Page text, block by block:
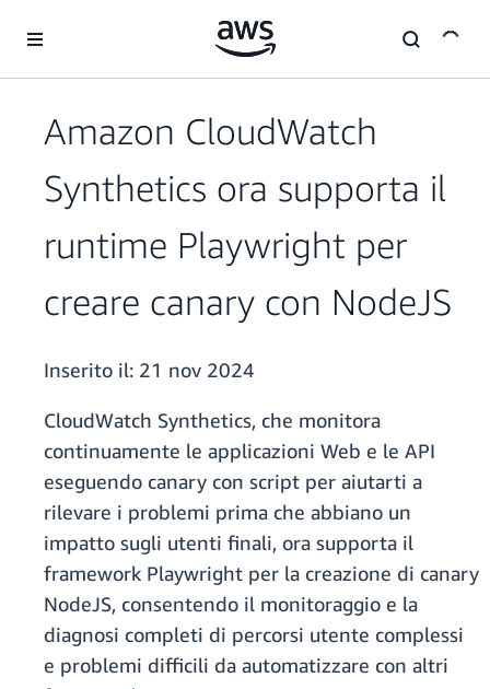
Amazon CloudWatch
Synthetics ora supporta il
runtime Playwright per
creare canary con NodeJS
Inserito il: 21 nov 2024
CloudWatch Synthetics, che monitora
continuamente le applicazioni Web e le API
eseguendo canary con script per aiutarti a
rilevare i problemi prima che abbiano un
impatto sugli utenti finali, ora supporta il
framework Playwright per la creazione di canary
NodeJS, consentendo il monitoraggio e la
diagnosi completi di percorsi utente complessi
e problemi difficili da automatizzare con altri